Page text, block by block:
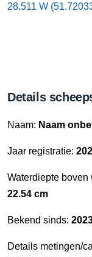
28.511 W
Details
Naam: Naam
Jaar registratie:
Waterdiepte boven
22.54 cm
Bekend sinds:
Details metingen/